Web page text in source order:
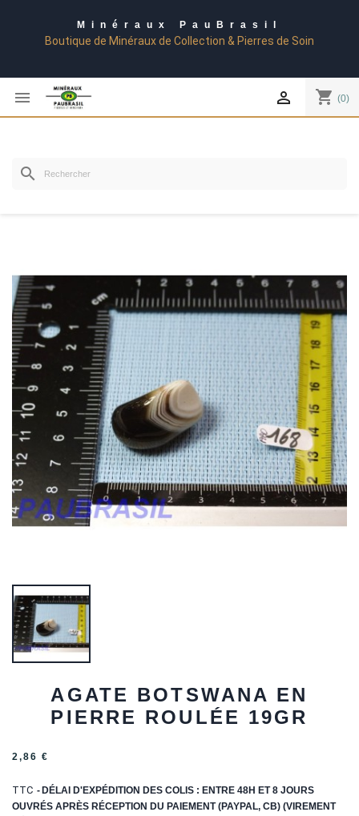
Minéraux PauBrasil
Boutique de Minéraux de Collection & Pierres de Soin
 shopping_cart (0)

search
AGATE BOTSWANA EN
PIERRE ROULÉE 19GR
2,86 €
TTC
DÉLAI D'EXPÉDITION DES COLIS : ENTRE 48H ET 8 JOURS
OUVRÉS APRÈS RÉCEPTION DU PAIEMENT (PAYPAL, CB) (VIREMENT